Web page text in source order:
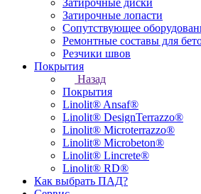
Затирочные диски
Затирочные лопасти
Сопутствующее
Ремонтные составы для
Резчики швов
Покрытия
Назад
Покрытия
Linolit® Ansaf®
Linolit® DesignTerrazzo®
Linolit® Microterrazzo®
Linolit® Microbeton®
Linolit® Lincrete®
Linolit® RD®
Как выбрать ПАД?